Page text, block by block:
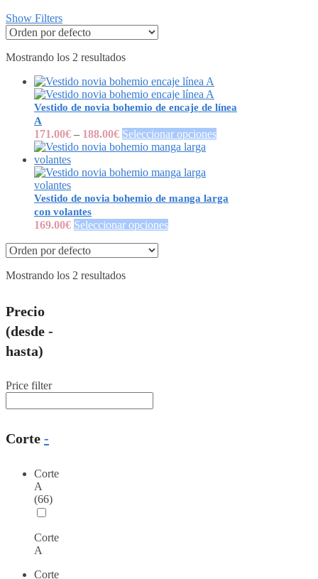
Show Filters
Mostrando los 2 resultados
Vestido de novia bohemio de encaje de línea
A
171.00€ – 188.00€ Seleccionar opciones
Vestido de novia bohemio de manga larga
con volantes
169.00€ Seleccionar opciones
Mostrando los 2 resultados
Precio
(desde -
hasta)
Price filter
Corte -
Corte
A
(66)
Corte
A
Corte